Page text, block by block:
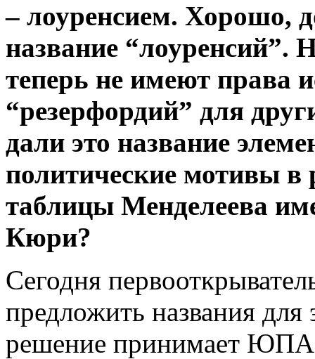
– лоуренсием. Хорошо,
название
теперь не имеют права
“резерфордий” для
дали это название
политические мотивы
таблицы Менделеева
Кюри?
Сегодня
предложить названия для
решение принимает